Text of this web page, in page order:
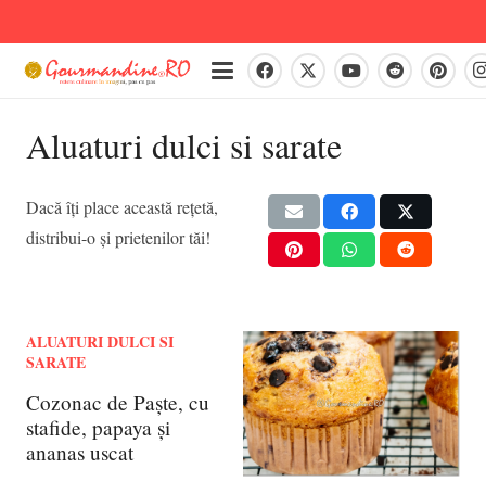
Aluaturi dulci si sarate
Dacă îți place această rețetă,
distribui-o și prietenilor tăi!
ALUATURI DULCI SI
SARATE
Cozonac de Paște, cu
stafide, papaya și
ananas uscat